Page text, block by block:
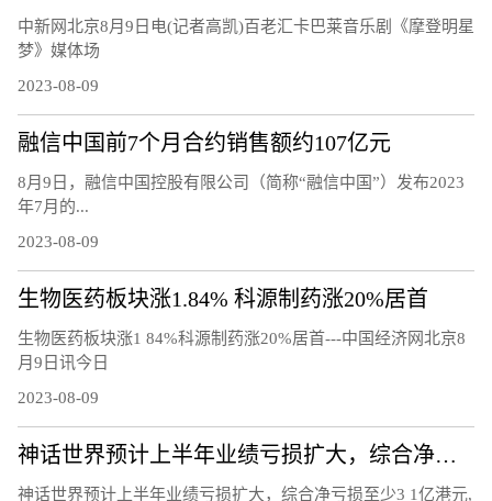
中新网北京8月9日电(记者高凯)百老汇卡巴莱音乐剧《摩登明星
梦》媒体场
2023-08-09
融信中国前7个月合约销售额约107亿元
8月9日，融信中国控股有限公司（简称“融信中国”）发布2023
年7月的...
2023-08-09
生物医药板块涨1.84% 科源制药涨20%居首
生物医药板块涨1 84%科源制药涨20%居首---中国经济网北京8
月9日讯今日
2023-08-09
神话世界预计上半年业绩亏损扩大，综合净亏损至少3.1亿港元
神话世界预计上半年业绩亏损扩大，综合净亏损至少3 1亿港元,